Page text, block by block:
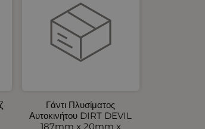
Γάντι Πλυσίματος
Αυτοκινήτου DIRT DEVIL
187mm x 20mm x